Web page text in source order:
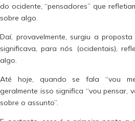
do ocidente, “pensadores” que
sobre algo.
Daí, provavelmente, surgiu a
significava, para nós (ocidentais),
algo.
Até hoje, quando se fala “vou
geralmente isso significa “vou pensar,
sobre o assunto”.